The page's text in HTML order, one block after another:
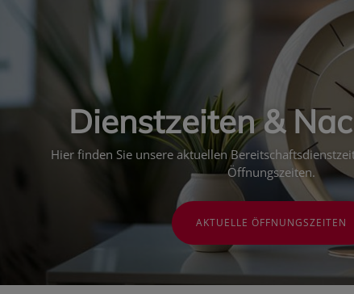
Dienstzeiten &
Hier finden Sie unsere aktuellen
Öffnungszeiten.
AKTUELLE ÖFFNUNGSZEITEN